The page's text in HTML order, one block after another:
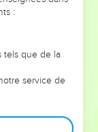
les erreurs
même que ce
et responsables
leurs erreurs
:
tels que de la
service de